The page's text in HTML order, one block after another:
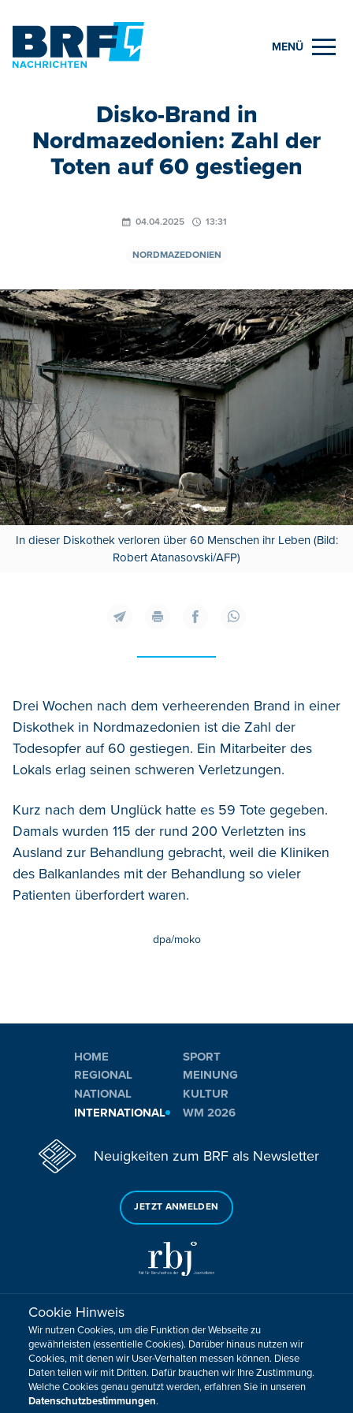
MENÜ
Disko-Brand in
Nordmazedonien: Zahl der
Toten auf 60 gestiegen
04.04.2025 13:31
NORDMAZEDONIEN
In dieser Diskothek verloren über 60 Menschen ihr Leben (Bild:
Robert Atanasovski/AFP)
Drei Wochen nach dem verheerenden Brand in einer
Diskothek in Nordmazedonien ist die Zahl der
Todesopfer auf 60 gestiegen. Ein Mitarbeiter des
Lokals erlag seinen schweren Verletzungen.
Kurz nach dem Unglück hatte es 59 Tote gegeben.
Damals wurden 115 der rund 200 Verletzten ins
Ausland zur Behandlung gebracht, weil die Kliniken
des Balkanlandes mit der Behandlung so vieler
Patienten überfordert waren.
dpa/moko
HOME
REGIONAL
NATIONAL
INTERNATIONAL
SPORT
MEINUNG
KULTUR
WM 2026
Neuigkeiten zum BRF als Newsletter
JETZT ANMELDEN
Sie haben noch Fragen oder Anmerkungen?
Impressum Datenschutz Kontakt
Barrierefreiheit
Cookie-Zustimmung anpassen
Cookie Hinweis
Wir nutzen Cookies, um die Funktion der Webseite zu
gewährleisten (essentielle Cookies). Darüber hinaus nutzen wir
Cookies, mit denen wir User-Verhalten messen können. Diese
Daten teilen wir mit Dritten. Dafür brauchen wir Ihre Zustimmung.
Welche Cookies genau genutzt werden, erfahren Sie in unseren
Datenschutzbestimmungen.